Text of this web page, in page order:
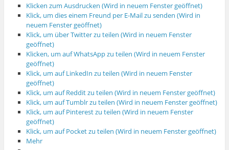
Klicken zum Ausdrucken (Wird in neuem Fenster geöffnet)
Klick, um dies einem Freund per E-Mail zu senden (Wird in
neuem Fenster geöffnet)
Klick, um über Twitter zu teilen (Wird in neuem Fenster
geöffnet)
Klicken, um auf WhatsApp zu teilen (Wird in neuem Fenster
geöffnet)
Klick, um auf LinkedIn zu teilen (Wird in neuem Fenster
geöffnet)
Klick, um auf Reddit zu teilen (Wird in neuem Fenster geöffnet)
Klick, um auf Tumblr zu teilen (Wird in neuem Fenster geöffnet)
Klick, um auf Pinterest zu teilen (Wird in neuem Fenster
geöffnet)
Klick, um auf Pocket zu teilen (Wird in neuem Fenster geöffnet)
Mehr